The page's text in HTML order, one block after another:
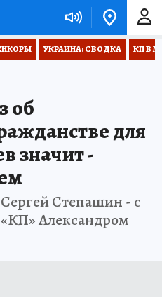
УКРАИНА: СВОДКА КП В
об
для
значит -
Степашин - с
Александром